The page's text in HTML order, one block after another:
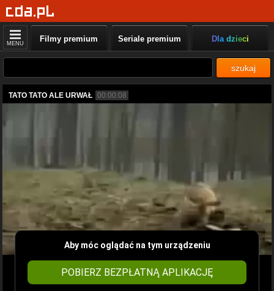
MENU Filmy premium Seriale premium Dla dzieci
szukaj
TATO TATO ALE URWAŁ 00:00:08
Aby móc oglądać na tym urządzeniu
POBIERZ BEZPŁATNĄ APLIKACJĘ